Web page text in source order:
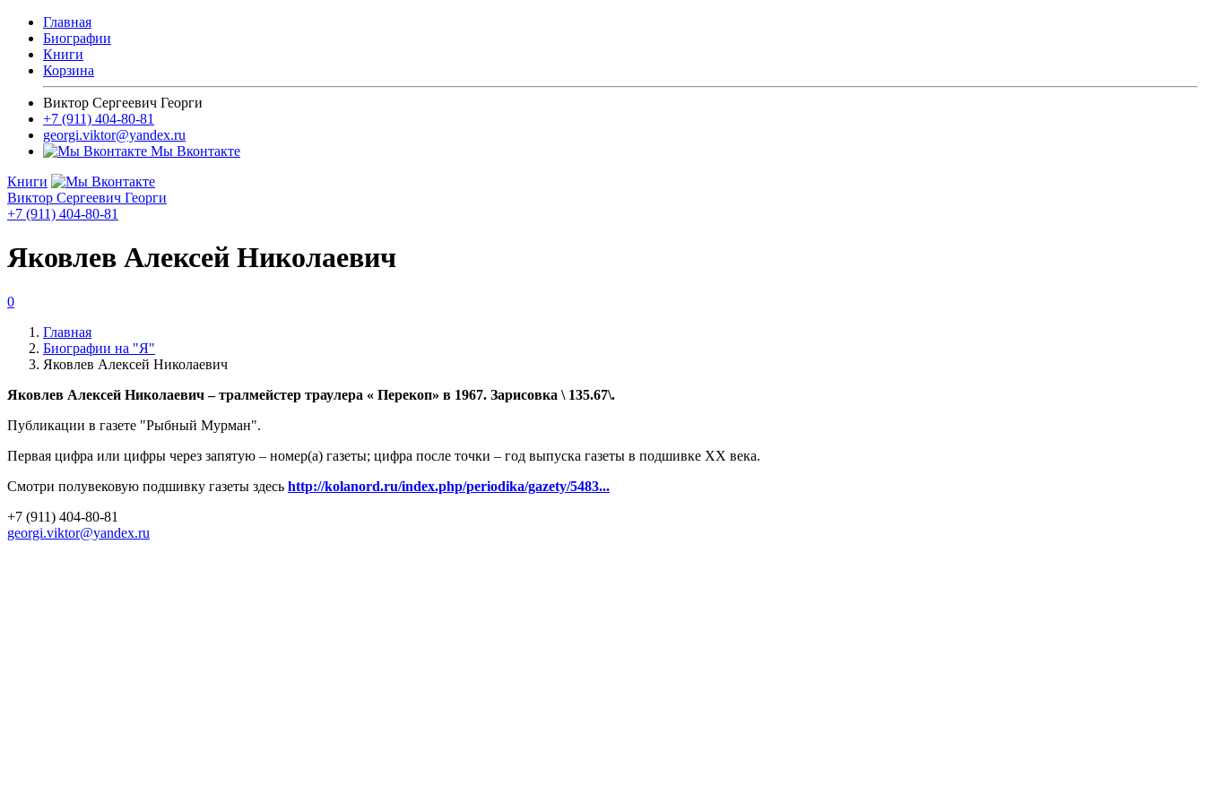
Главная
Биографии
Книги
Корзина
Виктор Сергеевич Георги
+7 (911) 404-80-81
georgi.viktor@yandex.ru
Мы Вконтакте
Книги
Виктор Сергеевич Георги
+7 (911) 404-80-81
Яковлев Алексей Николаевич
0
Главная
Биографии на "Я"
Яковлев Алексей Николаевич
Яковлев Алексей Николаевич – тралмейстер траулера « Перекоп» в 1967. Зарисовка \ 135.67\.
Публикации в газете "Рыбный Мурман".
Первая цифра или цифры через запятую – номер(а) газеты; цифра после точки – год выпуска газеты в подшивке ХХ века.
Смотри полувековую подшивку газеты здесь http://kolanord.ru/index.php/periodika/gazety/5483...
+7 (911) 404-80-81
georgi.viktor@yandex.ru